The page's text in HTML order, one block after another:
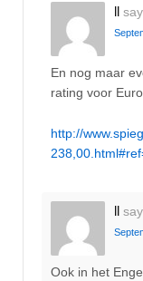
ll
En nog maar
rating voor
http://
ll
Ook in het